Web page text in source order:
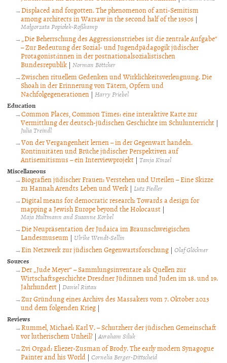
Displaced and forgotten. The phenomenon of anti-Semitism
among architects in Warsaw in the second half of the 1930s |
Małgorzata Popiołek-Roßkamp
„Die Beherrschung des Aggressionstriebes ist die zentrale Aufgabe“
– Zur Bedeutung der Sozial- und Jugendpädagogik jüdischer
Protagonist:innen in der postnationalsozialistischen
Bundesrepublik | Norman Böttcher
Zwischen rituellem Gedenken und Wirklichkeitsverleugnung. Die
Shoah in der Erinnerung von Tätern, Opfern und
Nachfolgegenerationen | Harry Friebel
Education
Common Places, Common Times: eine interaktive Karte zur
Vermittlung der deutsch-jüdischen Geschichte im Schulunterricht |
Julia Treindl
Von der Vergangenheit lernen – in der Gegenwart handeln.
Kontinuitäten und Brüche jüdischer Perspektiven auf
Antisemitismus – ein Interviewprojekt | Tanja Kinzel
Miscellaneous
Biografien jüdischer Frauen: Verstehen und Urteilen – Eine Skizze
zu Hannah Arendts Leben und Werk | Lutz Fiedler
Digital means for democratic research: Towards a design for
mapping a Jewish Europe beyond the Holocaust |
Maja Hultmann and Susanne Korbel
Die Neupräsentation der Judaica im Braunschweigischen
Landesmuseum | Ulrike Wendt-Sellin
Ein Netzwerk zur jüdischen Gegenwartsforschung |Olaf Glöckner
Sources
Der „Jude Meyer“ – Sammlungsinventare als Quellen zur
Wirtschaftsgeschichte Dresdner Jüdinnen und Juden im 18. und 19.
Jahrhundert | Daniel Ristau
Zur Gründung eines Archivs des Massakers vom 7. Oktober 2023
und dem folgenden Krieg |
Reviews
Rummel, Michael: Karl V. – Schutzherr der jüdischen Gemeinschaft
vor lutherischem Unheil? |Avraham Siluk
Zvi Orgad: Eliezer-Zusman of Brody. The early modern Synagogue
Painter and his World | Cornelia Berger-Dittscheid